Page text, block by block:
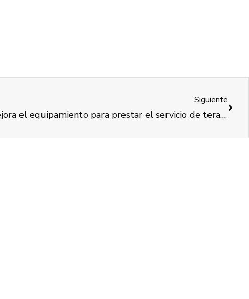
Siguiente
COCEMFE Valencia mejora el equipamiento para prestar el servicio de terapia ocupacional